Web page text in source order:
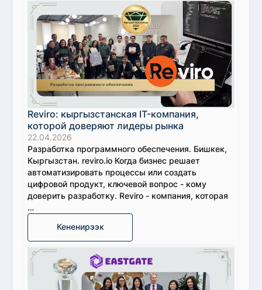
Reviro: кыргызстанская IT-компания,
которой доверяют лидеры рынка
22.04.2026
Разработка программного обеспечения. Бишкек,
Кыргызстан. reviro.io Когда бизнес решает
автоматизировать процессы или создать
цифровой продукт, ключевой вопрос - кому
доверить разработку. Reviro - компания, которая
…
Кененирээк